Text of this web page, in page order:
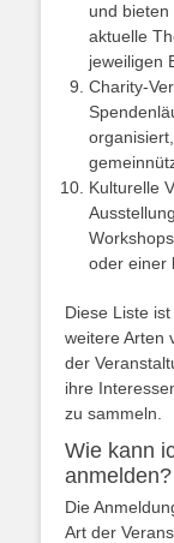
und
aktuelle
jeweiligen
Charity-
Kulturelle
oder einer
Diese Liste
weitere Arten
der
ihre
zu sammeln.
Wie kann
anmelden?
Die
Art der